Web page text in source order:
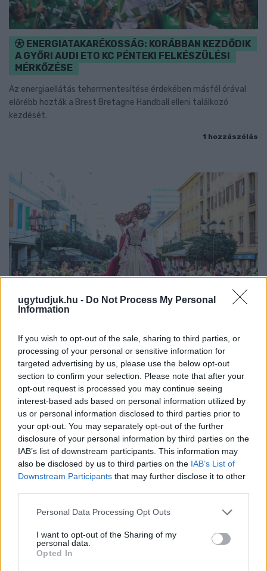
ugytudjuk.hu - Do Not Process My Personal
Information
If you wish to opt-out of the sale, sharing to third parties, or
processing of your personal or sensitive information for
targeted advertising by us, please use the below opt-out
section to confirm your selection. Please note that after your
opt-out request is processed you may continue seeing
interest-based ads based on personal information utilized by
us or personal information disclosed to third parties prior to
your opt-out. You may separately opt-out of the further
disclosure of your personal information by third parties on the
IAB’s list of downstream participants. This information may
also be disclosed by us to third parties on the IAB’s List of
Downstream Participants that may further disclose it to other
Please note that this website/app uses one or more Google
not limited to your visit or usage behaviour. You may click to
grant or deny consent to Google and its third-party tags to
use your data for below specified purposes in below Google
Personal Data Processing Opt Outs
I want to opt-out of the Sharing of my
personal data.
Opted In
ENERGIATAKARÉKOSSÁG: KORÁBBAN KEZDŐDIK
A GYŐRI AUDI ETO KC PÉNTEKI FELKÉSZÜLÉSI
MÉRKŐZÉSE
Az energiaellátás tehermentesítése érdekében másfél órával
előrébb hozták a Brest Bretagne Handball elleni találkozó
kezdését.
1 hozzászólás
BAROKK POMPÁBA ÖLTÖZIK A BELVÁROS:
HÉTVÉGÉN RENDEZIK MEG A XXXIII. GYŐRI BAROKK
ESKÜVŐT
Jubileumi fogadalom megerősítés, történelmi felvonulás,
tűzshow és vezetett séták is várják az érdeklődőket augusztus
7–8-án.